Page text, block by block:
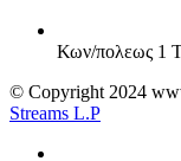
Κων/πολεως 1
© Copyright 2024
Streams L.P